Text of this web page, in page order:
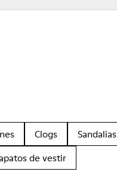
Clogs Sandalias
de vestir